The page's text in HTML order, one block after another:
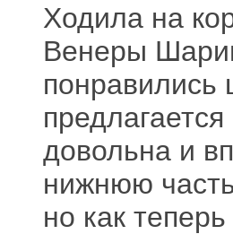
Ходила на
Венеры
понравились
довольна и
нижнюю
но как